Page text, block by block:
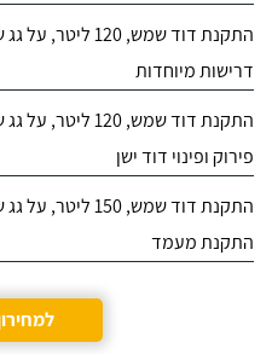
התקנת דוד שמש, 120
דרישות מיוחדות
התקנת דוד שמש, 120
פירוק ופינוי דוד ישן
התקנת דוד שמש, 150
התקנת מעמד